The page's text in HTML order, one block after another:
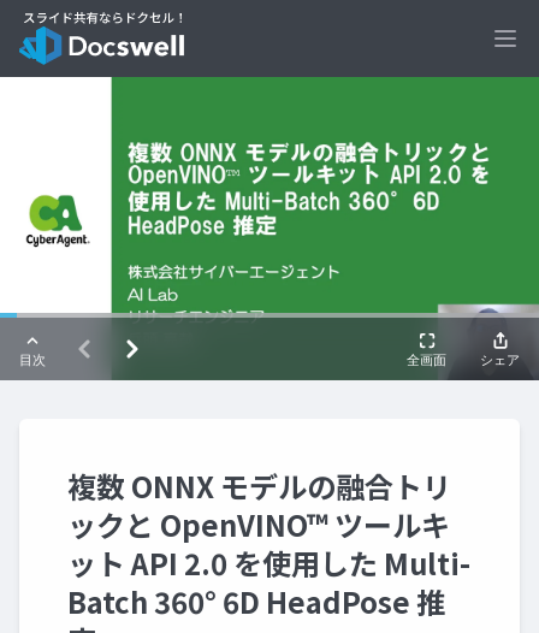
複数 ONNX モデルの融合トリ
ックと OpenVINO™ ツールキ
ット API 2.0 を使用した Multi-
Batch 360° 6D HeadPose 推